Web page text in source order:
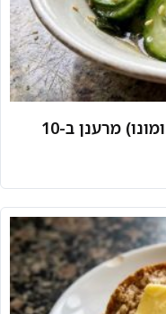
מתכון: סלט מלפפונים יפני (סונומונו) מרענן ב-10